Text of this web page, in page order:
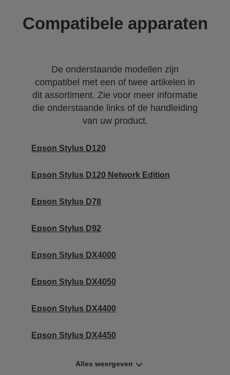
Compatibele apparaten
De onderstaande modellen zijn
compatibel met een of twee artikelen in
dit assortiment. Zie voor meer informatie
die onderstaande links of de handleiding
van uw product.
Epson Stylus D120
Epson Stylus D120 Network Edition
Epson Stylus D78
Epson Stylus D92
Epson Stylus DX4000
Epson Stylus DX4050
Epson Stylus DX4400
Epson Stylus DX4450
Alles weergeven